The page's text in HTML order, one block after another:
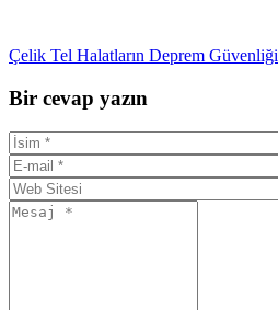
Çelik Tel Halatların Deprem Güvenliği
Bir cevap yazın